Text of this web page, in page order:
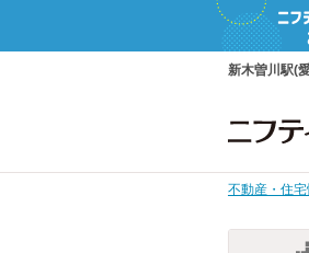
新木曽川駅(
不動産・住